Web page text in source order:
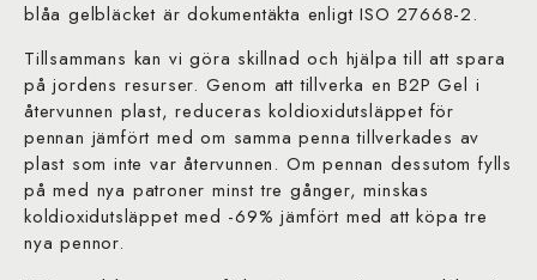
blåa gelbläcket är dokumentäkta enligt ISO 27668-2.
Tillsammans kan vi göra skillnad och hjälpa till att spara
på jordens resurser. Genom att tillverka en B2P Gel i
återvunnen plast, reduceras koldioxidutsläppet för
pennan jämfört med om samma penna tillverkades av
plast som inte var återvunnen. Om pennan dessutom fylls
på med nya patroner minst tre gånger, minskas
koldioxidutsläppet med -69% jämfört med att köpa tre
nya pennor.